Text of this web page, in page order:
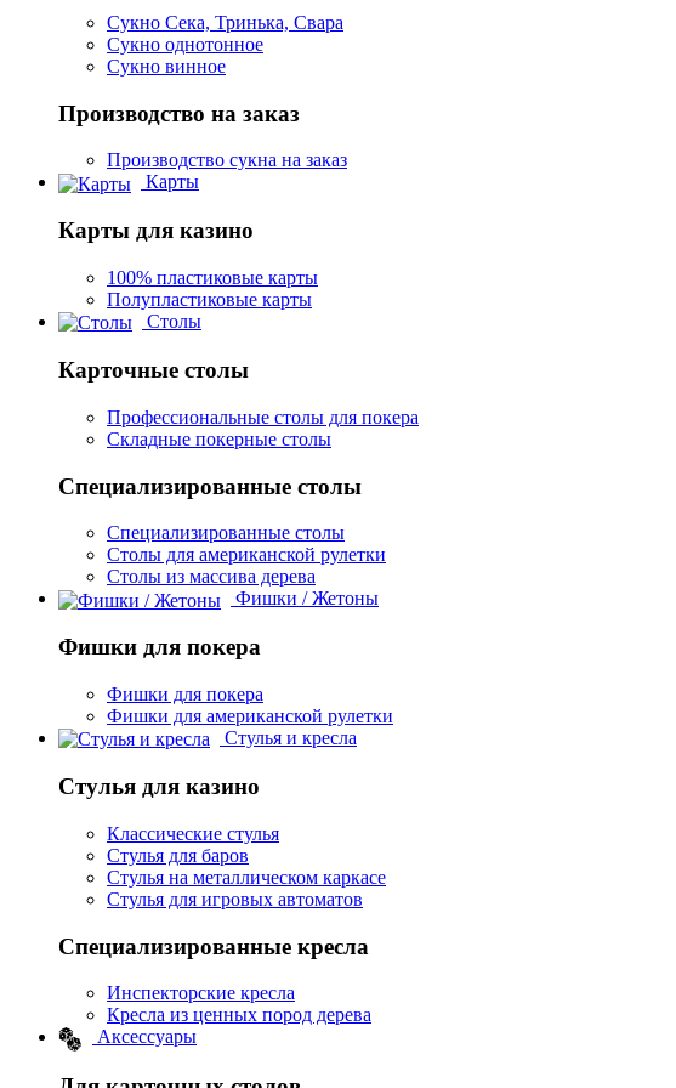
Сукно Сека, Тринька, Свара
Сукно однотонное
Сукно винное
Производство на заказ
Производство сукна на заказ
Карты
Карты для казино
100% пластиковые карты
Полупластиковые карты
Столы
Карточные столы
Профессиональные столы для покера
Складные покерные столы
Специализированные столы
Специализированные столы
Столы для американской рулетки
Столы из массива дерева
Фишки / Жетоны
Фишки для покера
Фишки для покера
Фишки для американской рулетки
Стулья и кресла
Стулья для казино
Классические стулья
Стулья для баров
Стулья на металлическом каркасе
Стулья для игровых автоматов
Специализированные кресла
Инспекторские кресла
Кресла из ценных пород дерева
Аксессуары